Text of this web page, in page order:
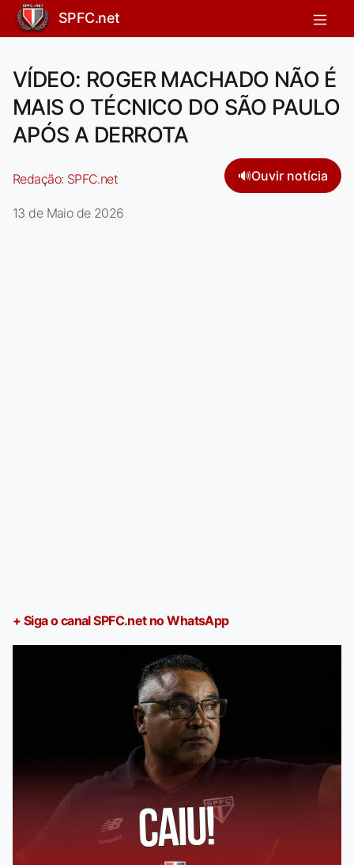
SPFC.net
VÍDEO: ROGER MACHADO NÃO É
MAIS O TÉCNICO DO SÃO PAULO
APÓS A DERROTA
Redação: SPFC.net 🔊Ouvir notícia
13 de Maio de 2026
+ Siga o canal SPFC.net no WhatsApp